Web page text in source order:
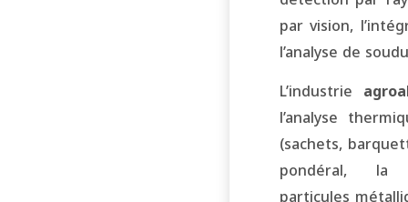
par vision,
l’analyse de
L’industrie
l’analyse
(sachets,
pondéral, la
particules